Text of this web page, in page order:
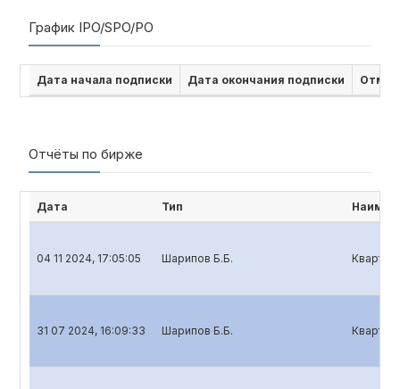
График IPO/SPO/PO
Дата начала подписки Дата окончания подписки
Отчёты по бирже
Дата Тип
04 11 2024, 17:05:05 Шарипов Б.Б.
31 07 2024, 16:09:33 Шарипов Б.Б.